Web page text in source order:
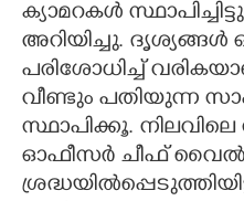
CARTOONS
LITERATURE
ZOOM
ക്യാമറകൾ
അറിയിച്ചു.
പരിശോധിച്ച്
വീണ്ടും പതിയുന്ന
സ്ഥാപിക്കൂ.
ഓഫീസർ ചീഫ്